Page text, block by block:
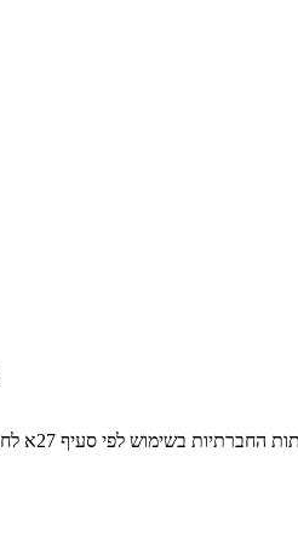
במידה וידוע מי צילם שלחו למייל בקשה לצרף קרדיט או להסרה.